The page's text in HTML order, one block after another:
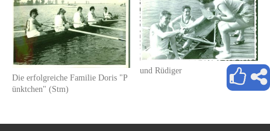
Die erfolgreiche Familie Doris "P
ünktchen" (Stm)
und Rüdiger